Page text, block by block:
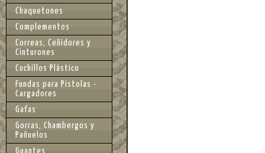
Chaquetones
Complementos
Correas, Ceñidores y
Cinturones
Cuchillos Plástico
Fundas para Pistolas -
Cargadores
Gafas
Gorras, Chambergos y
Pañuelos
Guantes